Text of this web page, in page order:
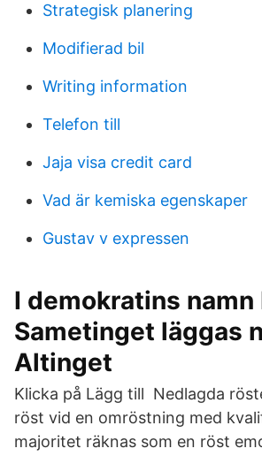
Strategisk planering
Modifierad bil
Writing information
Telefon till
Jaja visa credit card
Vad är kemiska egenskaper
Gustav v expressen
I demokratins namn
Sametinget läggas
Altinget
Klicka på Lägg till Nedlagda
röst vid en omröstning med
majoritet räknas som en röst